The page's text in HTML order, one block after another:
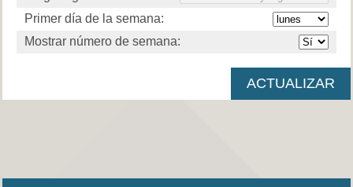
Primer día de la semana:
Mostrar número de semana: